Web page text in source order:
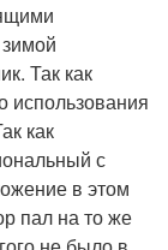
Так как
использования
как
с
в этом
пал на то же